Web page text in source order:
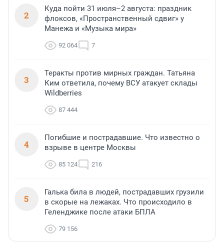
2
Куда пойти 31 июля–2 августа: праздник
флоксов, «Пространственный сдвиг» у
Манежа и «Музыка мира»
92 064 7
3
Теракты против мирных граждан. Татьяна
Ким ответила, почему ВСУ атакует склады
Wildberries
87 444
4
Погибшие и пострадавшие. Что известно о
взрыве в центре Москвы
85 124 216
5
Галька била в людей, пострадавших грузили
в скорые на лежаках. Что происходило в
Геленджике после атаки БПЛА
79 156